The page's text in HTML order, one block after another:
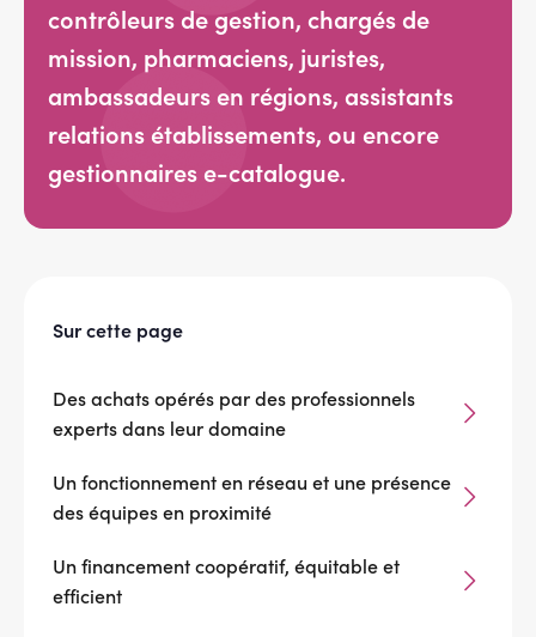
contrôleurs de gestion, chargés de
mission, pharmaciens, juristes,
ambassadeurs en régions, assistants
relations établissements, ou encore
gestionnaires e-catalogue.
Sur cette page
Des achats opérés par des professionnels
experts dans leur domaine
Un fonctionnement en réseau et une présence
des équipes en proximité
Un financement coopératif, équitable et
efficient